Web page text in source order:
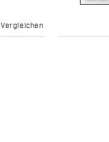
Vergleichen